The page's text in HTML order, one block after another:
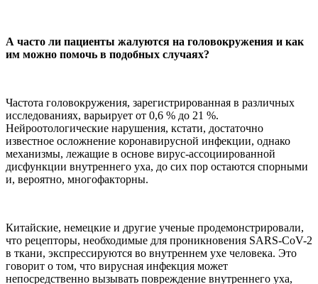
А часто ли пациенты жалуются на головокружения и как
им можно помочь в подобных случаях?
Частота головокружения, зарегистрированная в различных
исследованиях, варьирует от 0,6 % до 21 %.
Нейроотологические нарушения, кстати, достаточно
известное осложнение коронавирусной инфекции, однако
механизмы, лежащие в основе вирус-ассоциированной
дисфункции внутреннего уха, до сих пор остаются спорными
и, вероятно, многофакторны.
Китайские, немецкие и другие ученые продемонстрировали,
что рецепторы, необходимые для проникновения SARS-CoV-2
в ткани, экспрессируются во внутреннем ухе человека. Это
говорит о том, что вирусная инфекция может
непосредственно вызывать повреждение внутреннего уха,